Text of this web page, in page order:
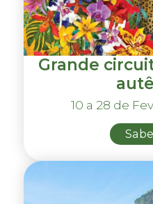
Grande
10 a 28 de